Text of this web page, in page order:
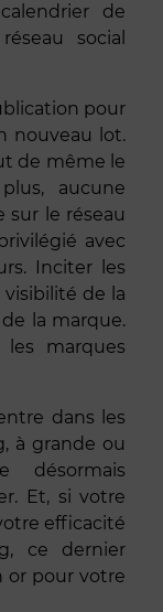
de
social
pour
nouveau lot.
de même le
aucune
sur le réseau
avec
Inciter les
de la
la marque.
marques
dans les
à grande ou
Et, si votre
efficacité
ce dernier
or pour votre